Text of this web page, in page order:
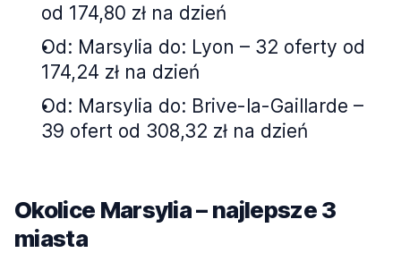
od 174,80 zł na dzień
Od: Marsylia do: Lyon – 32 oferty od
174,24 zł na dzień
Od: Marsylia do: Brive-la-Gaillarde –
39 ofert od 308,32 zł na dzień
Okolice Marsylia – najlepsze 3
miasta